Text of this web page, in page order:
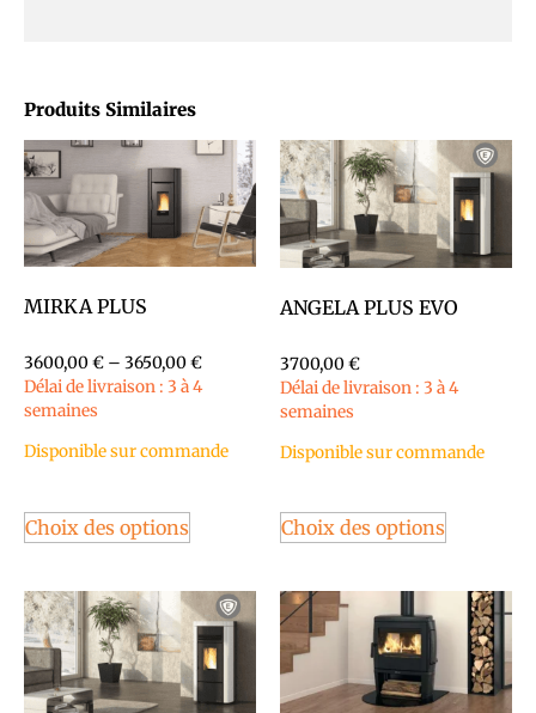
Produits Similaires
MIRKA PLUS
3600,00€ – 3650,00€
Délai de livraison : 3 à 4
semaines
Disponible sur commande
Choix des options
ANGELA PLUS EVO
3700,00€
Délai de livraison : 3 à 4
semaines
Disponible sur commande
Choix des options